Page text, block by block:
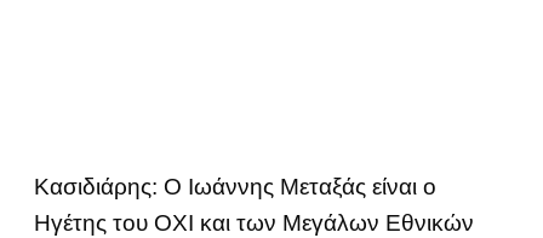
Κασιδιάρης: Ο Ιωάννης Μεταξάς είναι ο
Ηγέτης του ΟΧΙ και των Μεγάλων Εθνικών